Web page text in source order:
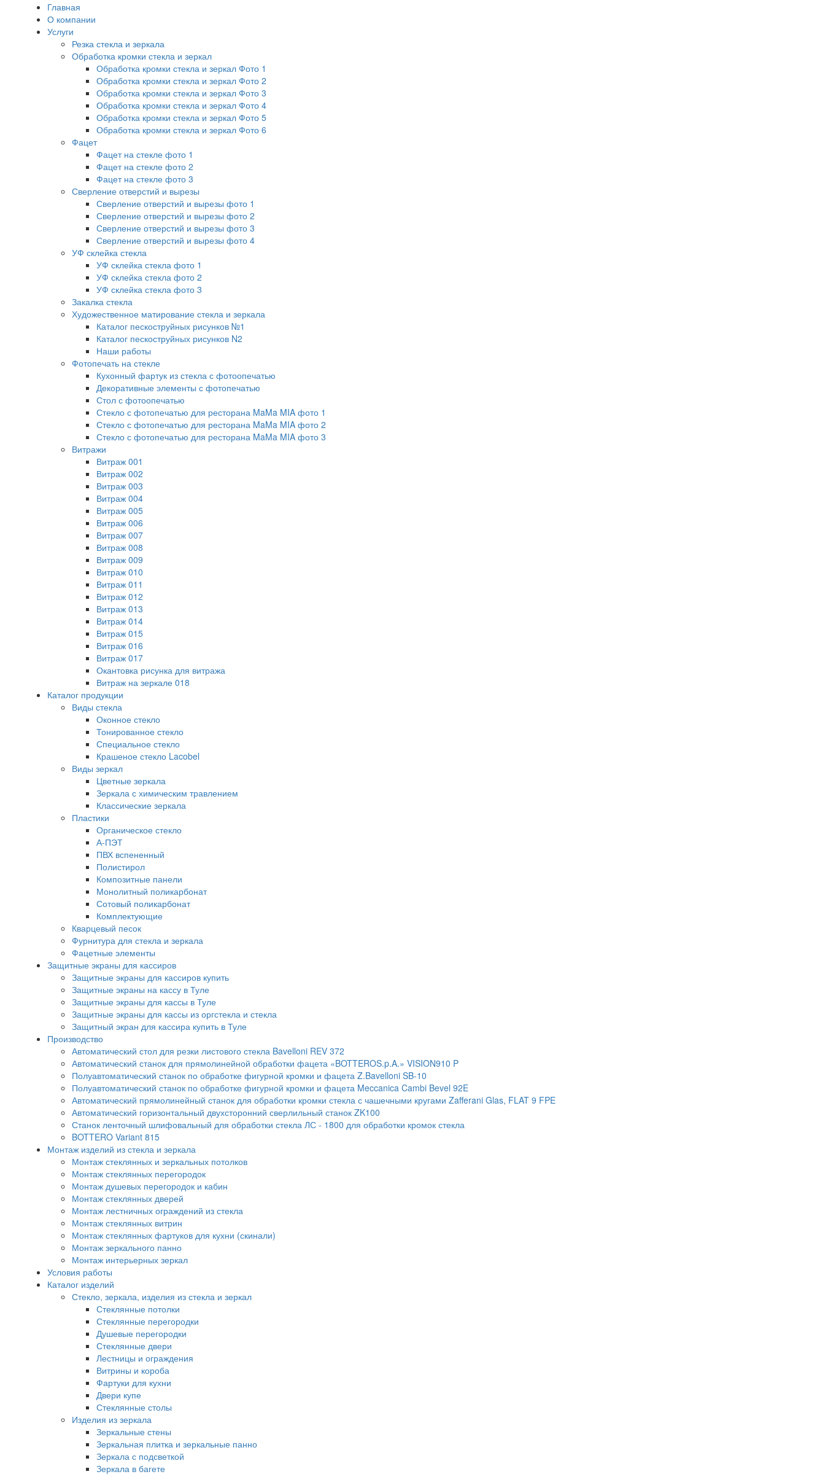
Главная
О компании
Услуги
Резка стекла и зеркала
Обработка кромки стекла и зеркал
Обработка кромки стекла и зеркал Фото 1
Обработка кромки стекла и зеркал Фото 2
Обработка кромки стекла и зеркал Фото 3
Обработка кромки стекла и зеркал Фото 4
Обработка кромки стекла и зеркал Фото 5
Обработка кромки стекла и зеркал Фото 6
Фацет
Фацет на стекле фото 1
Фацет на стекле фото 2
Фацет на стекле фото 3
Сверление отверстий и вырезы
Сверление отверстий и вырезы фото 1
Сверление отверстий и вырезы фото 2
Сверление отверстий и вырезы фото 3
Сверление отверстий и вырезы фото 4
УФ склейка стекла
УФ склейка стекла фото 1
УФ склейка стекла фото 2
УФ склейка стекла фото 3
Закалка стекла
Художественное матирование стекла и зеркала
Каталог пескоструйных рисунков №1
Каталог пескоструйных рисунков N2
Наши работы
Фотопечать на стекле
Кухонный фартук из стекла с фотоопечатью
Декоративные элементы с фотопечатью
Стол с фотоопечатью
Стекло с фотопечатью для ресторана MaMa MIA фото 1
Стекло с фотопечатью для ресторана MaMa MIA фото 2
Стекло с фотопечатью для ресторана MaMa MIA фото 3
Витражи
Витраж 001
Витраж 002
Витраж 003
Витраж 004
Витраж 005
Витраж 006
Витраж 007
Витраж 008
Витраж 009
Витраж 010
Витраж 011
Витраж 012
Витраж 013
Витраж 014
Витраж 015
Витраж 016
Витраж 017
Окантовка рисунка для витража
Витраж на зеркале 018
Каталог продукции
Виды стекла
Оконное стекло
Тонированное стекло
Специальное стекло
Крашеное стекло Lacobel
Виды зеркал
Цветные зеркала
Зеркала с химическим травлением
Классические зеркала
Пластики
Органическое стекло
А-ПЭТ
ПВХ вспененный
Полистирол
Композитные панели
Монолитный поликарбонат
Сотовый поликарбонат
Комплектующие
Кварцевый песок
Фурнитура для стекла и зеркала
Фацетные элементы
Защитные экраны для кассиров
Защитные экраны для кассиров купить
Защитные экраны на кассу в Туле
Защитные экраны для кассы в Туле
Защитные экраны для кассы из оргстекла и стекла
Защитный экран для кассира купить в Туле
Производство
Автоматический стол для резки листового стекла Bavelloni REV 372
Автоматический станок для прямолинейной обработки фацета «BOTTEROS.p.A.» VISION910 P
Полуавтоматический станок по обработке фигурной кромки и фацета Z.Bavelloni SB-10
Полуавтоматический станок по обработке фигурной кромки и фацета Meccanica Cambi Bevel 92E
Автоматический прямолинейный станок для обработки кромки стекла с чашечными кругами Zafferani Glas, FLAT 9 FPE
Автоматический горизонтальный двухсторонний сверлильный станок ZK100
Станок ленточный шлифовальный для обработки стекла ЛС - 1800 для обработки кромок стекла
BOTTERO Variant 815
Монтаж изделий из стекла и зеркала
Монтаж стеклянных и зеркальных потолков
Монтаж стеклянных перегородок
Монтаж душевых перегородок и кабин
Монтаж стеклянных дверей
Монтаж лестничных ограждений из стекла
Монтаж стеклянных витрин
Монтаж стеклянных фартуков для кухни (скинали)
Монтаж зеркального панно
Монтаж интерьерных зеркал
Условия работы
Каталог изделий
Стекло, зеркала, изделия из стекла и зеркал
Стеклянные потолки
Стеклянные перегородки
Душевые перегородки
Стеклянные двери
Лестницы и ограждения
Витрины и короба
Фартуки для кухни
Двери купе
Стеклянные столы
Изделия из зеркала
Зеркальные стены
Зеркальная плитка и зеркальные панно
Зеркала с подсветкой
Зеркала в багете